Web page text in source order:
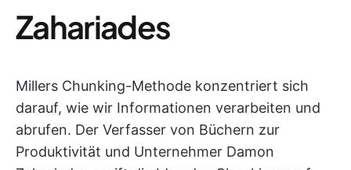
Zahariades
Millers Chunking-Methode konzentriert sich
darauf, wie wir Informationen verarbeiten und
abrufen. Der Verfasser von Büchern zur
Produktivität und Unternehmer Damon